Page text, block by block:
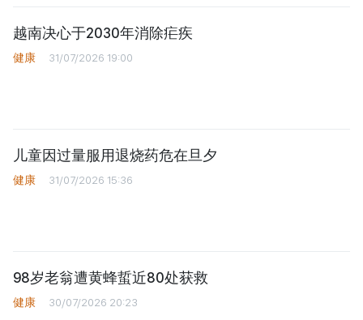
越南决心于2030年消除疟疾
健康 31/07/2026 19:00
儿童因过量服用退烧药危在旦夕
健康 31/07/2026 15:36
98岁老翁遭黄蜂蜇近80处获救
健康 30/07/2026 20:23